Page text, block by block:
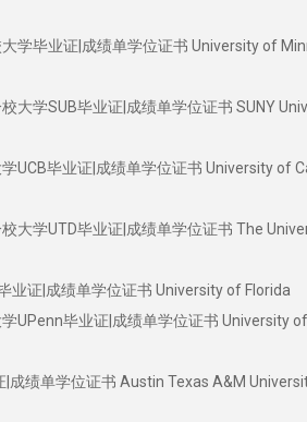
学毕业证|成绩单学位证书 University of
大学SUB毕业证|成绩单学位证书 SUNY
UCB毕业证|成绩单学位证书 University of
大学UTD毕业证|成绩单学位证书 The
业证|成绩单学位证书 University of Florida
UPenn毕业证|成绩单学位证书 University of
成绩单学位证书 Austin Texas A&M